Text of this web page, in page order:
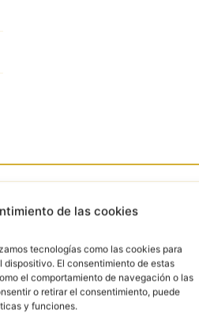
de las cookies
tecnologías como las cookies para
El consentimiento de estas
el comportamiento de navegación o las
o retirar el consentimiento, puede
y funciones.
Miguel Martinez
7' TARJETA AMARILLA
Jesús C